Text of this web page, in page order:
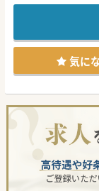
外来と訪問診療
都立病院・大
診療のご支援を
めております。
#春入職可 #
気に